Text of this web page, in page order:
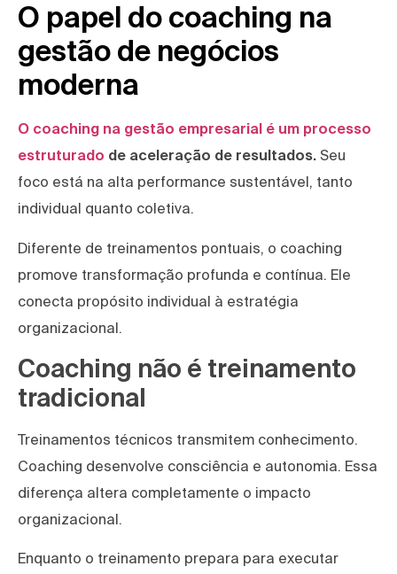
O papel do coaching na
gestão de negócios
moderna
O coaching na gestão empresarial é um processo
estruturado de aceleração de resultados. Seu
foco está na alta performance sustentável, tanto
individual quanto coletiva.
Diferente de treinamentos pontuais, o coaching
promove transformação profunda e contínua. Ele
conecta propósito individual à estratégia
organizacional.
Coaching não é treinamento
tradicional
Treinamentos técnicos transmitem conhecimento.
Coaching desenvolve consciência e autonomia. Essa
diferença altera completamente o impacto
organizacional.
Enquanto o treinamento prepara para executar